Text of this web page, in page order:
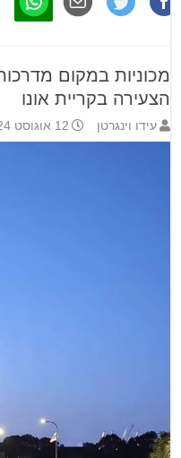
מכוניות במקום
הצעירה בקריית אונו
עידו וינגרטן 12 אוגוסט 2024 14:13